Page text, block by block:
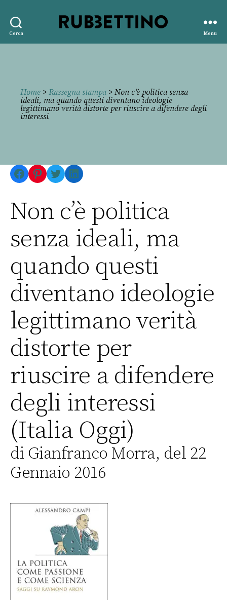
Cerca
editore
Menu
Home > Rassegna stampa> Non c’è politica senza
ideali, ma quando questi diventano ideologie
legittimano verità distorte per riuscire a difendere degli
interessi
Facebook
Pinterest
TwitterLinkedIn
Non c’è politica
senza ideali, ma
quando questi
diventano ideologie
legittimano verità
distorte per
riuscire a difendere
degli interessi
(Italia Oggi)
di Gianfranco Morra, del 22
Gennaio 2016